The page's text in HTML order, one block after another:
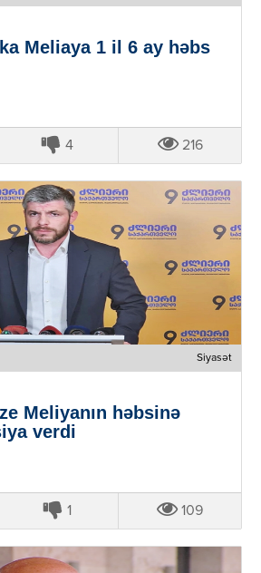
Meliaya 1 il 6 ay həbs
4 216
Siyasət
Meliyanın həbsinə
verdi
1 109